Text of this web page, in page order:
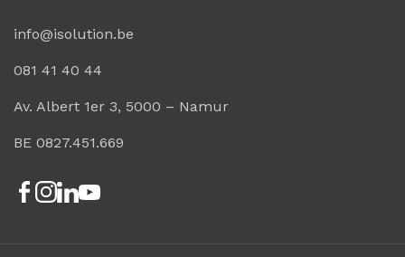
info@isolution.be
081 41 40 44
Av. Albert 1er 3, 5000 – Namur
BE 0827.451.669